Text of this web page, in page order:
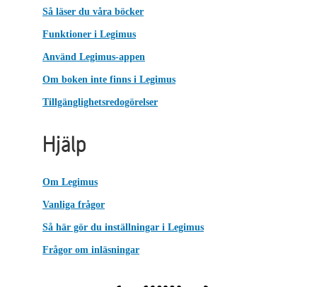
Så läser du våra böcker
Funktioner i Legimus
Använd Legimus-appen
Om boken inte finns i Legimus
Tillgänglighetsredogörelser
Hjälp
Om Legimus
Vanliga frågor
Så här gör du inställningar i Legimus
Frågor om inläsningar